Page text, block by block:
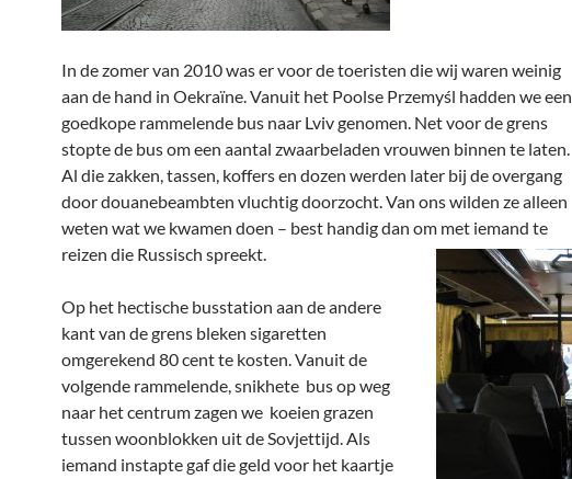
In de zomer van 2010 was er voor de toeristen die wij waren weinig
aan de hand in Oekraïne. Vanuit het Poolse Przemyśl hadden we een
goedkope rammelende bus naar Lviv genomen. Net voor de grens
stopte de bus om een aantal zwaarbeladen vrouwen binnen te laten.
Al die zakken, tassen, koffers en dozen werden later bij de overgang
door douanebeambten vluchtig doorzocht. Van ons wilden ze alleen
weten wat we kwamen doen – best handig dan om met iemand te
reizen die Russisch spreekt.
Op het hectische busstation aan de andere
kant van de grens bleken sigaretten
omgerekend 80 cent te kosten. Vanuit de
volgende rammelende, snikhete bus op weg
naar het centrum zagen we koeien grazen
tussen woonblokken uit de Sovjettijd. Als
iemand instapte gaf die geld voor het kaartje